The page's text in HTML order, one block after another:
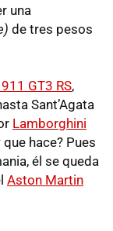
una
de tres pesos
GT3 RS,
Sant’Agata
Lamborghini
que hace? Pues
él se queda
Aston Martin